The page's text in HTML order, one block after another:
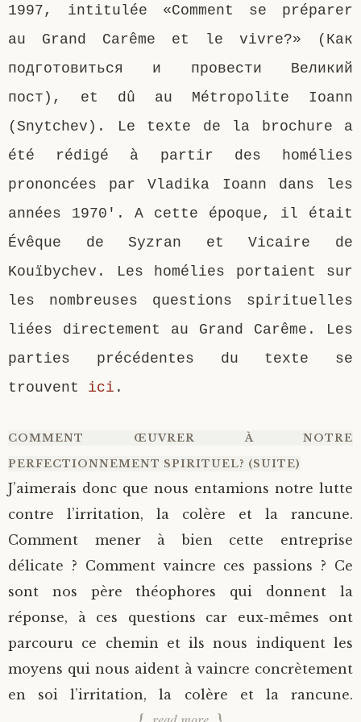
1997, intitulée «Comment se préparer
au Grand Carême et le vivre?» (Как
подготовиться и провести Великий
пост), et dû au Métropolite Ioann
(Snytchev). Le texte de la brochure a
été rédigé à partir des homélies
prononcées par Vladika Ioann dans les
années 1970′. A cette époque, il était
Évêque de Syzran et Vicaire de
Kouïbychev. Les homélies portaient sur
les nombreuses questions spirituelles
liées directement au Grand Carême. Les
parties précédentes du texte se
trouvent ici .
COMMENT ŒUVRER À NOTRE
PERFECTIONNEMENT SPIRITUEL? (SUITE)
J’aimerais donc que nous entamions notre lutte
contre l’irritation, la colère et la rancune.
Comment mener à bien cette entreprise
délicate ? Comment vaincre ces passions ? Ce
sont nos père théophores qui donnent la
réponse, à ces questions car eux-mêmes ont
parcouru ce chemin et ils nous indiquent les
moyens qui nous aident à vaincre concrètement
en soi l’irritation, la colère et la rancune.